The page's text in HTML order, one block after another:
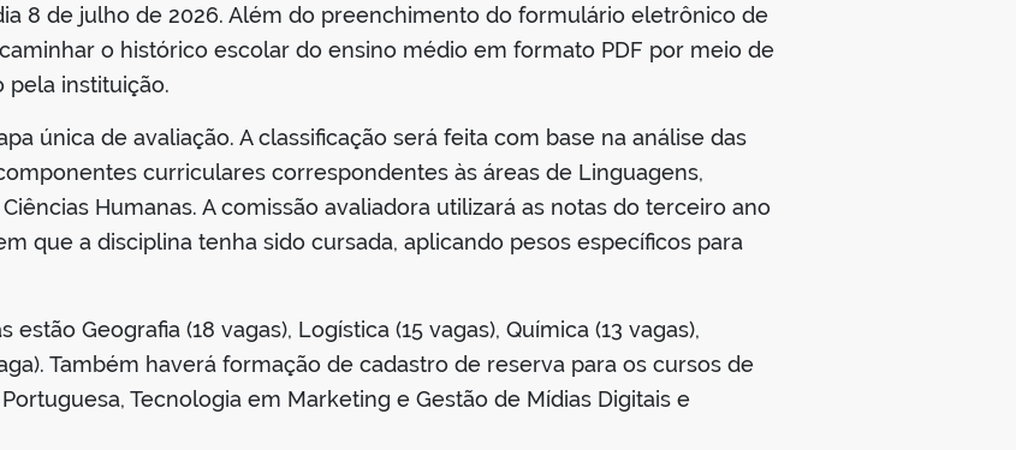
8 de julho de 2026. Além do preenchimento do formulário eletrônico de
o histórico escolar do ensino médio em formato PDF por meio de
pela instituição.
única de avaliação. A classificação será feita com base na análise das
curriculares correspondentes às áreas de Linguagens,
Humanas. A comissão avaliadora utilizará as notas do terceiro ano
que a disciplina tenha sido cursada, aplicando pesos específicos para
Geografia (18 vagas), Logística (15 vagas), Química (13 vagas),
Também haverá formação de cadastro de reserva para os cursos de
Tecnologia em Marketing e Gestão de Mídias Digitais e